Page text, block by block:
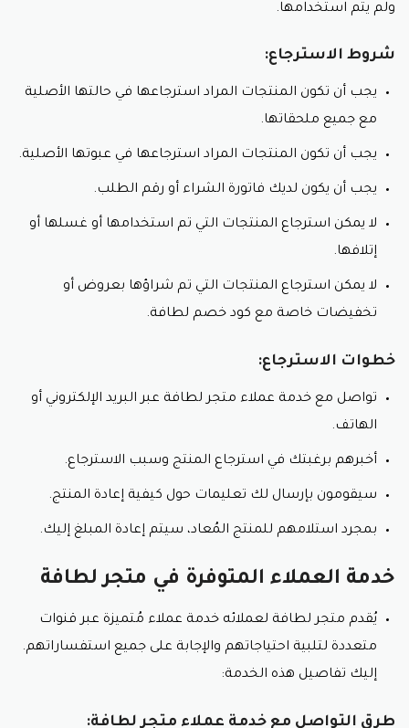
ولم يتم استخدامها.
شروط الاسترجاع:
يجب أن تكون المنتجات المراد استرجاعها في حالتها الأصلية
مع جميع ملحقاتها.
يجب أن تكون المنتجات المراد استرجاعها في عبوتها الأصلية.
يجب أن يكون لديك فاتورة الشراء أو رقم الطلب.
لا يمكن استرجاع المنتجات التي تم استخدامها أو غسلها أو
إتلافها.
لا يمكن استرجاع المنتجات التي تم شراؤها بعروض أو
تخفيضات خاصة مع كود خصم لطافة.
خطوات الاسترجاع:
تواصل مع خدمة عملاء متجر لطافة عبر البريد الإلكتروني أو
الهاتف.
أخبرهم برغبتك في استرجاع المنتج وسبب الاسترجاع.
سيقومون بإرسال لك تعليمات حول كيفية إعادة المنتج.
بمجرد استلامهم للمنتج المُعاد، سيتم إعادة المبلغ إليك.
خدمة العملاء المتوفرة في متجر لطافة
يُقدم متجر لطافة لعملائه خدمة عملاء مُتميزة عبر قنوات
متعددة لتلبية احتياجاتهم والإجابة على جميع استفساراتهم.
إليك تفاصيل هذه الخدمة:
طرق التواصل مع خدمة عملاء متجر لطافة: